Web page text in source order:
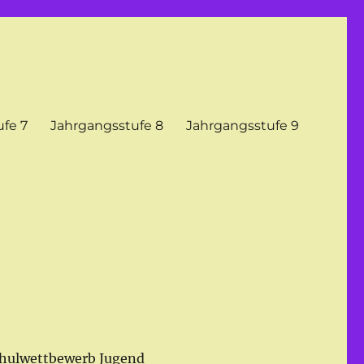
7 Jahrgangsstufe 8 Jahrgangsstufe 9
Jugend